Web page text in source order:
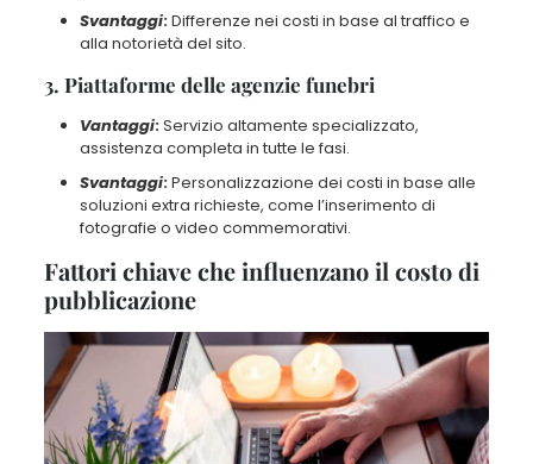
Svantaggi:Differenze nei costi in base al traffico e
alla notorietà del sito.
3. Piattaforme delle agenzie funebri
Vantaggi:Servizio altamente specializzato,
assistenza completa in tutte le fasi.
Svantaggi:Personalizzazione dei costi in base alle
soluzioni extra richieste, come l’inserimento di
fotografie o video commemorativi.
Fattori chiave che influenzano il costo di
pubblicazione